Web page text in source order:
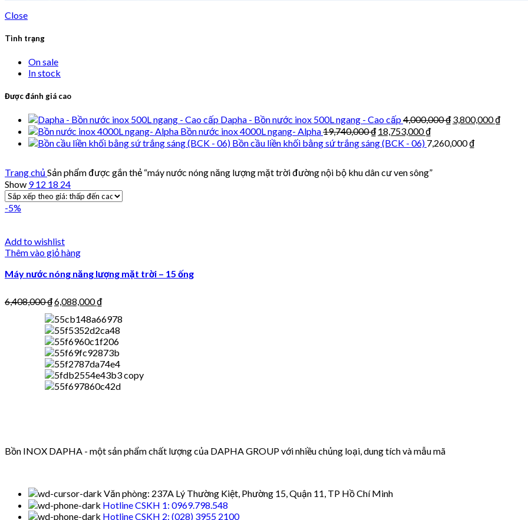
Close
Tình trạng
On sale
In stock
Được đánh giá cao
Dapha - Bồn nước inox 500L ngang - Cao cấp4,000,000₫ 3,800,000₫
Bồn nước inox 4000L ngang- Alpha19,740,000₫ 18,753,000₫
Bồn cầu liền khối bằng sứ trắng sáng (BCK - 06) 7,260,000₫
Trang chủ Sản phẩm được gắn thẻ “máy nước nóng năng lượng mặt trời đường nội bộ khu dân cư ven sông”
Show 912 18 24
-5%
Add to wishlist
Thêm vào giỏ hàng
Máy nước nóng năng lượng mặt trời – 15 ống
6,408,000₫6,088,000₫
Bồn INOX DAPHA - một sản phẩm chất lượng của DAPHA GROUP với nhiều chủng loại, dung tích và mẫu mã
Văn phòng: 237A Lý Thường Kiệt, Phường 15, Quận 11, TP Hồ Chí Minh
Hotline CSKH 1: 0969.798.548
Hotline CSKH 2: (028) 3955 2100